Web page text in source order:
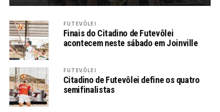
FUTEVÔLEI
Finais do Citadino de Futevôlei
acontecem neste sábado em Joinville
FUTEVÔLEI
Citadino de Futevôlei define os quatro
semifinalistas